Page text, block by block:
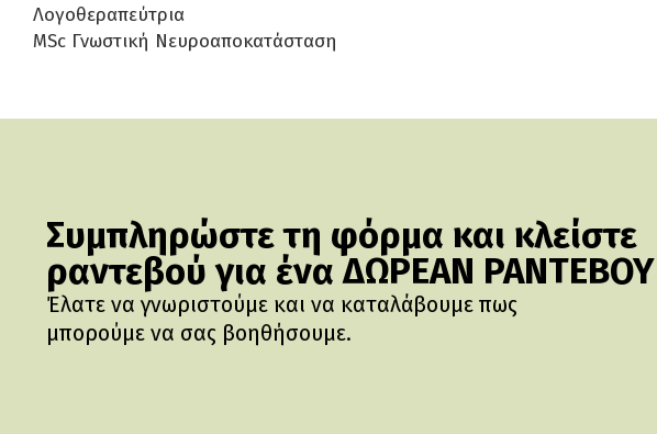
Λογοθεραπεύτρια
MSc Γνωστική Νευροαποκατάσταση
Συμπληρώστε τη φόρμα και κλείστε
ραντεβού για ένα ΔΩΡΕΑΝ ΡΑΝΤΕΒΟΥ
Έλατε να γνωριστούμε και να καταλάβουμε πως
μπορούμε να σας βοηθήσουμε.